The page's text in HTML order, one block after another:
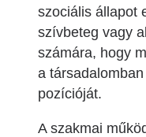
szociális állapot
szívbeteg vagy
számára, hogy
a
pozícióját.
A szakmai